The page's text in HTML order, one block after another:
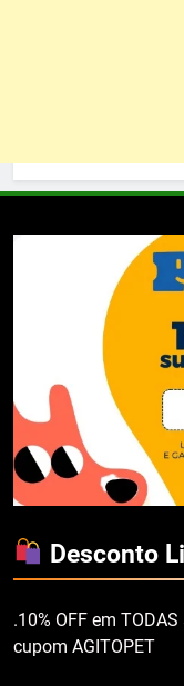
Desconto
.10% OFF em
cupom AGITOPET